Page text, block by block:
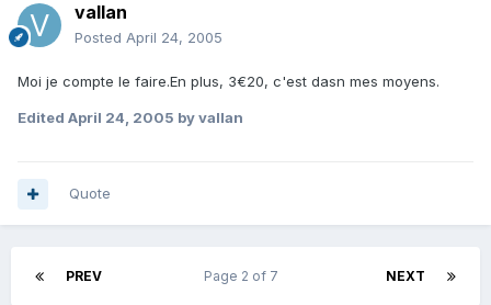
vallan
Posted April 24, 2005
Moi je compte le faire.En plus, 3€20, c'est dasn mes moyens.
Edited April 24, 2005 by vallan
Quote
PREV NEXT
Page 2 of 7